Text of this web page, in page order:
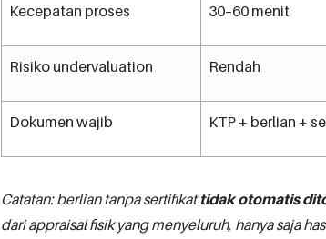
Kecepatan proses 30–60 menit
Risiko undervaluation Rendah
Dokumen wajib KTP + berlian +
Catatan: berlian tanpa sertifikattidak otomatis
dari appraisal fisik yang menyeluruh, hanya saja